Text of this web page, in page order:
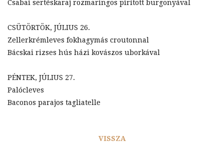
Csabai sertéskaraj rozmaringos pirított burgonyával
CSÜTÖRTÖK, JÚLIUS 26.
Zellerkrémleves fokhagymás croutonnal
Bácskai rizses hús házi kovászos uborkával
PÉNTEK, JÚLIUS 27.
Palócleves
Baconos parajos tagliatelle
VISSZA